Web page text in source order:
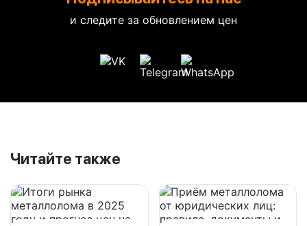
и следите за обновлением цен
Читайте также